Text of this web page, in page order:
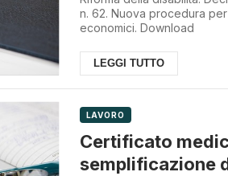
n. 62. Nuova procedura
economici. Download
LEGGI TUTTO
LAVORO
Certificato
semplificazione